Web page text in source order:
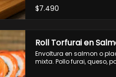
$7.490
Roll Torfurai en
Envoltura en salmon o
mixta. Pollo furai, queso,